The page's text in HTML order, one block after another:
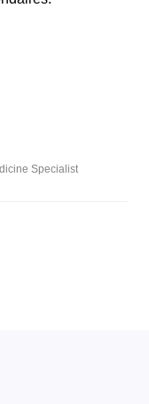
Specialist